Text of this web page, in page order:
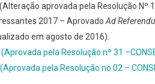
(Alteração aprovada pela Resolução Nº
2017 – AprovadoAd
em agosto de 2016).
pela Resolução nº 31
pela Resolução no 02 –